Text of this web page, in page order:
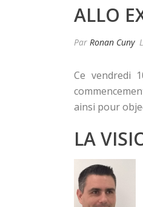
ALLO
Par Ronan Cuny
Ce vendredi
ainsi pour
LA